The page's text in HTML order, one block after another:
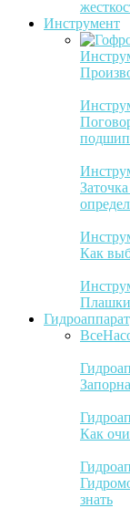
Инструмент
Как
Плашки
Все
Как
знать